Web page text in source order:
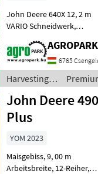
side knives, 2-ax
John Deere 640X 12, 2 m
VARIO Schneidwerk,
Transportwagen,
Halmteiler, Teilerschuhe
Baujahr: 2016 Gewicht:
kg Schneidwerksbreite:
2
6765
Harvesting
equipment
crop fields /
John Deere
John Deere 490
Plus
YOM 2023
Maisgebiss, 9, 00 m
Arbeitsbreite, 12-Reiher,